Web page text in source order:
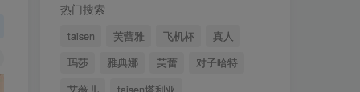
热门搜索
taisen 芙蕾雅 飞机杯
真人
玛莎
雅典娜 芙蕾
对子哈特